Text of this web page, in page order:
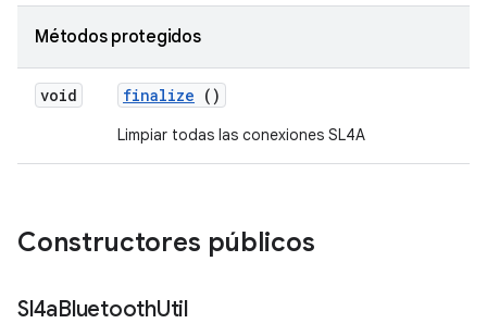
Métodos protegidos
void finalize ()
Limpiar todas las conexiones SL4A
Constructores públicos
Sl4aBluetoothUtil